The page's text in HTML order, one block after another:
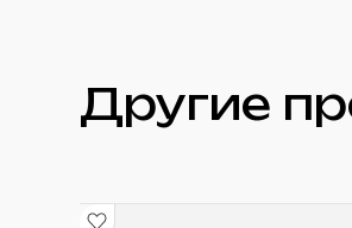
Другие